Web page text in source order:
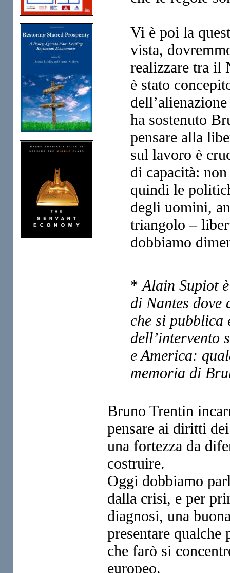
Vi è poi la
vista,
realizzare tra il
è stato
ha sostenuto
pensare alla
sul lavoro è
di capacità:
quindi le
degli uomini,
triangolo –
dobbiamo
* Alain Supiot
di Nantes
che si pubblica
dell’intervento
e America:
memoria di
Bruno Trentin
pensare ai diritti
una fortezza da
costruire.
Oggi dobbiamo
dalla crisi, e per
diagnosi, una
presentare
che farò si
europeo.